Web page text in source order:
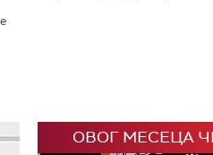
ОВОГ МЕСЕЦА